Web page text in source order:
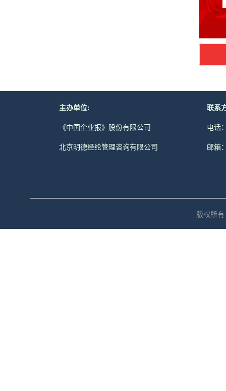
主办单位:
《中国企业报》股份有限公司
北京明德经纶管理咨询有限公司
联系
电话
邮箱
版权所